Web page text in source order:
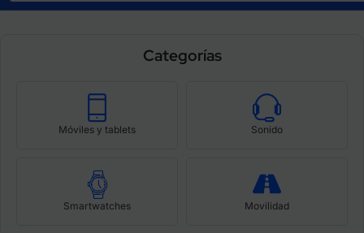
Categorías
Móviles y tablets Sonido
Smartwatches Movilidad